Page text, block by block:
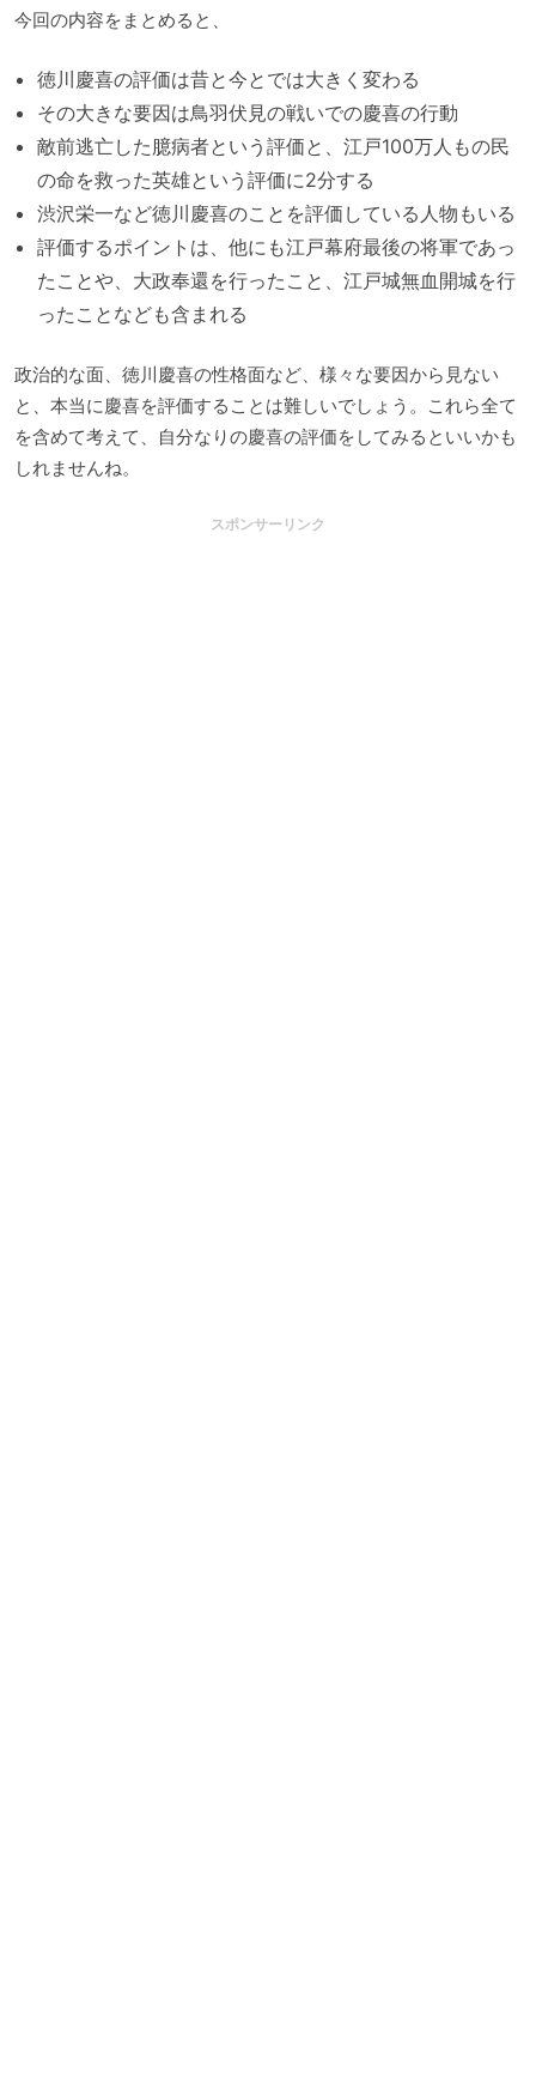
今回の内容をまとめると、
徳川慶喜の評価は昔と今とでは大きく変わる
その大きな要因は鳥羽伏見の戦いでの慶喜の行動
敵前逃亡した臆病者という評価と、江戸100万人もの民
の命を救った英雄という評価に2分する
渋沢栄一など徳川慶喜のことを評価している人物もいる
評価するポイントは、他にも江戸幕府最後の将軍であっ
たことや、大政奉還を行ったこと、江戸城無血開城を行
ったことなども含まれる
政治的な面、徳川慶喜の性格面など、様々な要因から見ない
と、本当に慶喜を評価することは難しいでしょう。これら全て
を含めて考えて、自分なりの慶喜の評価をしてみるといいかも
しれませんね。
スポンサーリンク